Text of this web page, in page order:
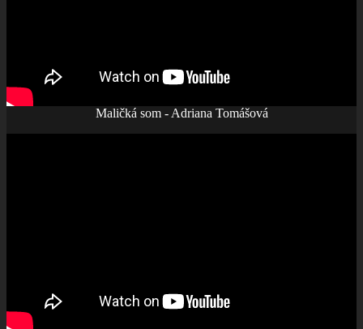
Maličká som - Adriana Tomášová